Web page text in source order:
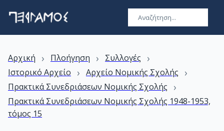
Αρχική › Πλοήγηση › Συλλογές ›
Ιστορικό Αρχείο › Αρχείο Νομικής Σχολής ›
Πρακτικά Συνεδριάσεων Νομικής Σχολής ›
Πρακτικά Συνεδριάσεων Νομικής Σχολής 1948-1953,
τόμος 15